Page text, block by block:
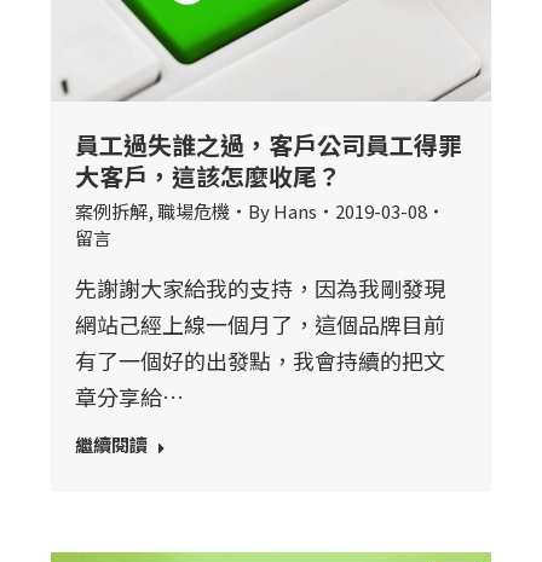
員工過失誰之過，客戶公司員工得罪
大客戶，這該怎麼收尾？
案例拆解,職場危機 ByHans
2019-03-08
留言
先謝謝大家給我的支持，因為我剛發現
網站己經上線一個月了，這個品牌目前
有了一個好的出發點，我會持續的把文
章分享給…
繼續閱讀